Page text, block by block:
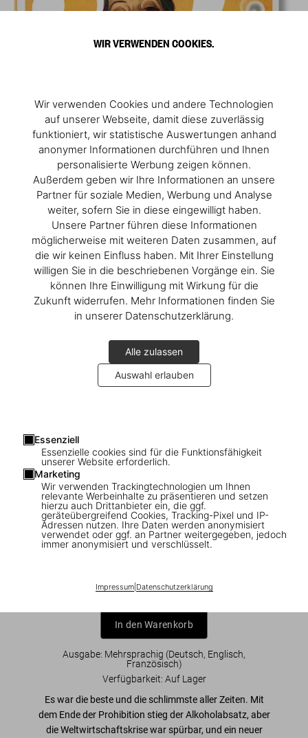
WIR VERWENDEN COOKIES.
Wir verwenden Cookies und andere Technologien
auf unserer Webseite, damit diese zuverlässig
funktioniert, wir statistische Auswertungen anhand
anonymer Informationen durchführen und Ihnen
personalisierte Werbung zeigen können.
Außerdem geben wir Ihre Informationen an unsere
Partner für soziale Medien, Werbung und Analyse
weiter, sofern Sie in diese eingewilligt haben.
Unsere Partner führen diese Informationen
möglicherweise mit weiteren Daten zusammen, auf
die wir keinen Einfluss haben. Mit Ihrer Einstellung
willigen Sie in die beschriebenen Vorgänge ein. Sie
können Ihre Einwilligung mit Wirkung für die
Zukunft widerrufen. Mehr Informationen finden Sie
in unserer Datenschutzerklärung.
Alle zulassen
Auswahl erlauben
Essenziell
Essenzielle cookies sind für die Funktionsfähigkeit
unserer Website erforderlich.
Marketing
Wir verwenden Trackingtechnologien um Ihnen
relevante Werbeinhalte zu präsentieren und setzen
hierzu auch Drittanbieter ein, die ggf.
geräteübergreifend Cookies, Tracking-Pixel und IP-
Adressen nutzen. Ihre Daten werden anonymisiert
verwendet oder ggf. an Partner weitergegeben, jedoch
immer anonymisiert und verschlüsselt.
Impressum| Datenschutzerklärung
All-American Ads of the 30s
US$ 40
All-American Ads Series
In den Warenkorb
Ausgabe: Mehrsprachig (Deutsch, Englisch,
Französisch)
Verfügbarkeit: Auf Lager
Es war die beste und die schlimmste aller Zeiten. Mit
dem Ende der Prohibition stieg der Alkoholabsatz, aber
die Weltwirtschaftskrise war spürbar, und ein neuer